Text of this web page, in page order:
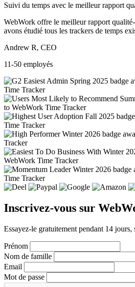
Suivi du temps avec le meilleur rapport
WebWork offre le meilleur rapport
avons étudié tous les trackers de temps
Andrew R, CEO
11-50 employés
Inscrivez-vous sur
Essayez-le gratuitement pendant 14 jours,
Prénom
Nom de famille
Email
Mot de passe